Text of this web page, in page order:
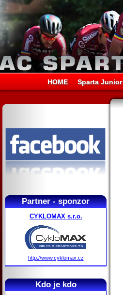
HOME Sparta Junior
Partner - sponzor
CYKLOMAX s.r.o.
http://www.cyklomax.cz
Kdo je kdo